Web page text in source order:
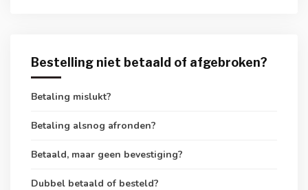
Bestelling niet betaald of afgebroken?
Betaling mislukt?
Betaling alsnog afronden?
Betaald, maar geen bevestiging?
Dubbel betaald of besteld?